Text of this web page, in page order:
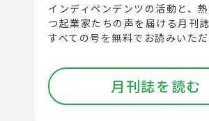
インディペンデンツの活動と、
つ起業家たちの声を届ける月刊誌
すべての号を無料でお読みいた
月刊誌を読む